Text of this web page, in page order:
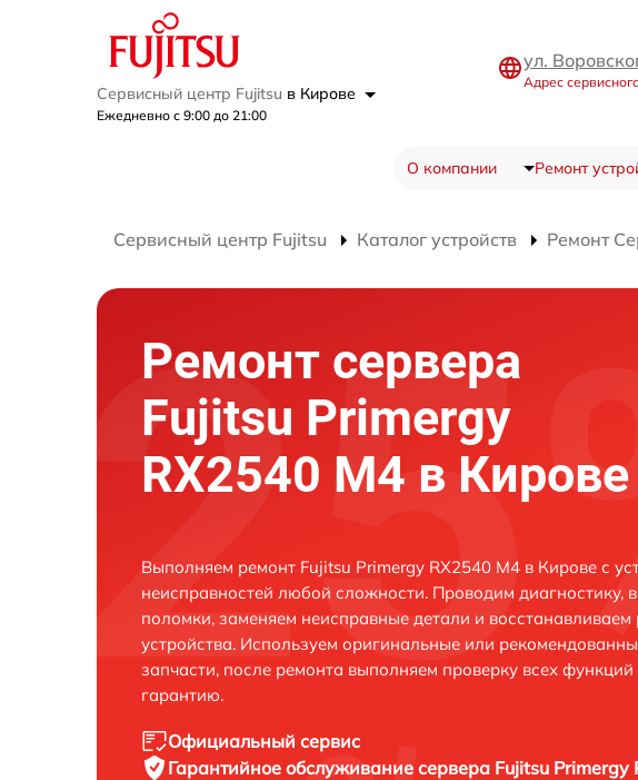
Сервисный центр Fujitsu в Кирове
Ежедневно с 9:00 до 21:00
ул.
Адрес
О компании Ремонт
Сервисный центр Fujitsu Каталог устройств Ремонт
Ремонт сервера
Fujitsu Primergy
RX2540 M4 в Кирове
Выполняем ремонт Fujitsu Primergy RX2540 M4 в Кирове с
неисправностей любой сложности. Проводим диагностику,
поломки, заменяем неисправные детали и восстанавливаем
устройства. Используем оригинальные или
запчасти, после ремонта выполняем проверку всех
гарантию.
Официальный сервис
Гарантийное обслуживание сервера Fujitsu Primergy